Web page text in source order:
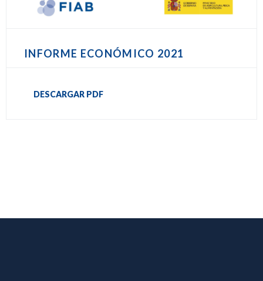
INFORME ECONÓMICO 2021
DESCARGAR PDF